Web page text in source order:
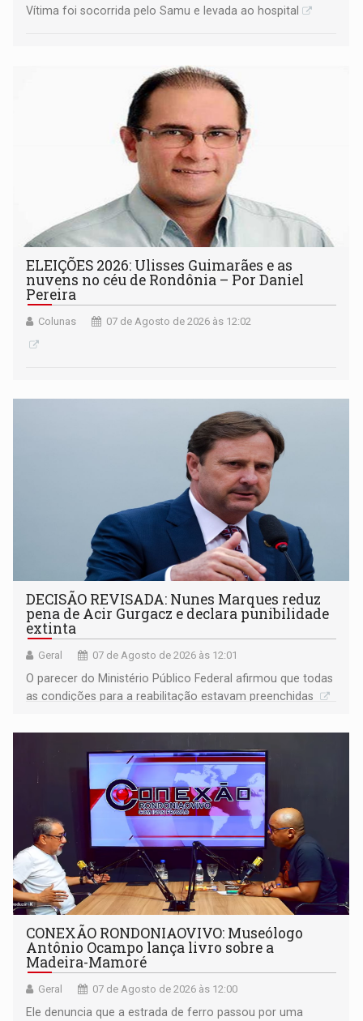
Vítima foi socorrida pelo Samu e levada ao hospital
ELEIÇÕES 2026: Ulisses Guimarães e as
nuvens no céu de Rondônia – Por Daniel
Pereira
Colunas 07 de Agosto de 2026 às 12:02
DECISÃO REVISADA: Nunes Marques reduz
pena de Acir Gurgacz e declara punibilidade
extinta
Geral 07 de Agosto de 2026 às 12:01
O parecer do Ministério Público Federal afirmou que todas
as condições para a reabilitação estavam preenchidas
CONEXÃO RONDONIAOVIVO: Museólogo
Antônio Ocampo lança livro sobre a
Madeira-Mamoré
Geral 07 de Agosto de 2026 às 12:00
Ele denuncia que a estrada de ferro passou por uma